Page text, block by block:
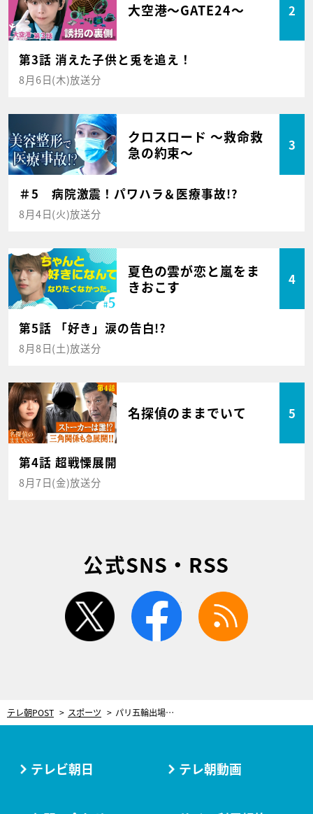
大空港～GATE24～ 2
第3話 消えた子供と兎を追え！
8月6日(木)放送分
クロスロード ～救命救
急の約束～
3
＃5 病院激震！パワハラ＆医療事故!?
8月4日(火)放送分
夏色の雲が恋と嵐をま
きおこす
4
第5話 「好き」涙の告白!?
8月8日(土)放送分
名探偵のままでいて 5
第4話 超戦慄展開
8月7日(金)放送分
公式SNS・RSS
twitter facebook
テレ朝POST スポーツ パリ五輪出場権争いも佳境！『リゾートトラスト レディス』にツアー屈指の実力者が集結
テレビ朝日 テレ朝動画